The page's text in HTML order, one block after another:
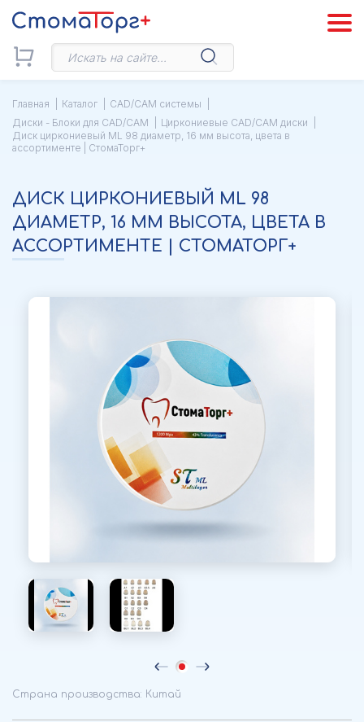
Главная Каталог
CAD/CAM системы
Диски - Блоки для CAD/CAM
Циркониевые CAD/CAM диски
Диск циркониевый ML 98 диаметр, 16 мм высота, цвета в
ассортименте | СтомаТорг+
ДИСК ЦИРКОНИЕВЫЙ ML 98
ДИАМЕТР, 16 ММ ВЫСОТА, ЦВЕТА В
АССОРТИМЕНТЕ | СТОМАТОРГ+
Страна производства: Китай